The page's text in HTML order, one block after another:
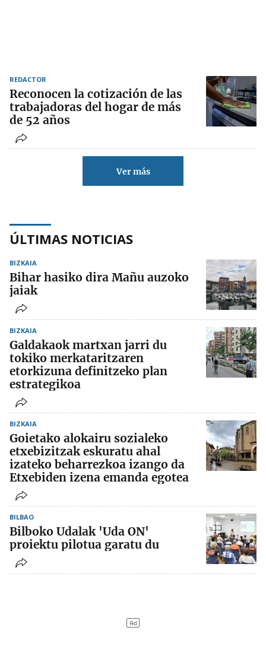
REDACTOR
Reconocen la cotización de las
trabajadoras del hogar de más
de 52 años
Ver más
ÚLTIMAS NOTICIAS
BIZKAIA
Bihar hasiko dira Mañu auzoko
jaiak
BIZKAIA
Galdakaok martxan jarri du
tokiko merkataritzaren
etorkizuna definitzeko plan
estrategikoa
BIZKAIA
Goietako alokairu sozialeko
etxebizitzak eskuratu ahal
izateko beharrezkoa izango da
Etxebiden izena emanda egotea
BILBAO
Bilboko Udalak 'Uda ON'
proiektu pilotua garatu du